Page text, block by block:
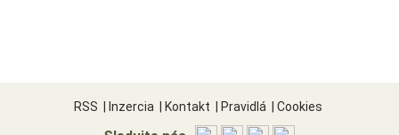
RSS Inzercia Kontakt Pravidlá Cookies